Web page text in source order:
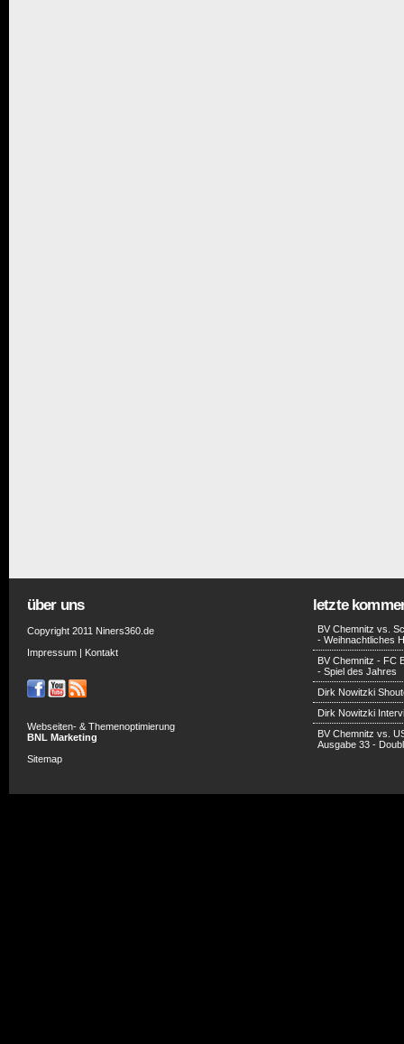
über uns
Copyright 2011 Niners360.de
Impressum | Kontakt
Webseiten- & Themenoptimierung
BNL Marketing
Sitemap
letzte
BV Chemnitz vs.
- Weihnachtliches
BV Chemnitz - FC
- Spiel des Jahres
Dirk Nowitzki
Dirk Nowitzki
BV Chemnitz vs.
Ausgabe 33 -